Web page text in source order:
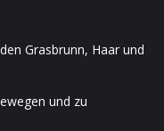
Grasbrunn, Haar und
und zu